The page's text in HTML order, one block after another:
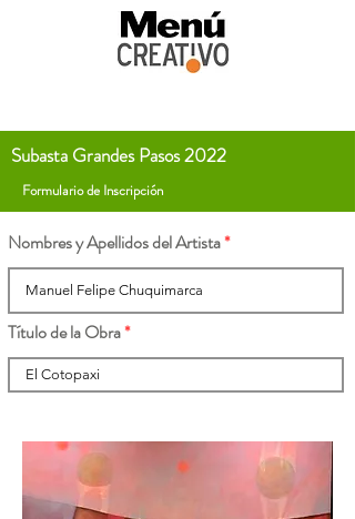
Subasta Grandes Pasos 2022
Formulario de Inscripción
Nombres y Apellidos del Artista
Título de la Obra